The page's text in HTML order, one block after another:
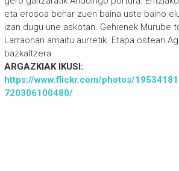
eta erosoa behar zuen baina uste baino
izan dugu une askotan. Gehienek Murube
Larraonan amaitu aurretik. Etapa ostean
bazkaltzera.
ARGAZKIAK IKUSI:
https://www.flickr.com/photos/
720306100480/